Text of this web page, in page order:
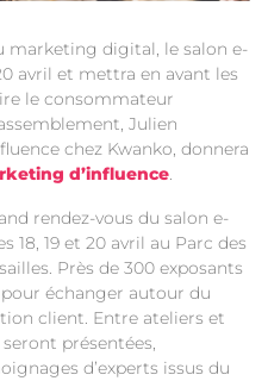
marketing digital, le salon e-
avril et mettra en avant les
le consommateur
Julien
chez Kwanko, donnera
d’influence.
rendez-vous du salon e-
18, 19 et 20 avril au Parc des
Près de 300 exposants
échanger autour du
client. Entre ateliers et
présentées,
d’experts issus du